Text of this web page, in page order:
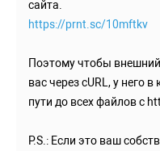
сайта.
https://prnt.sc/10mftkv
Поэтому чтобы
вас через cURL, у него
пути до всех файлов с
P.S.: Если это ваш